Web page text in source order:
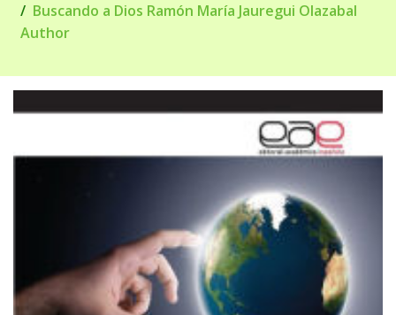
Buscando a Dios Ramón María Jauregui Olazabal
Author